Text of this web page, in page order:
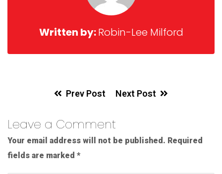
Written by:Robin-Lee Milford
Prev Post Next Post
Leave a Comment
Your email address will not be published. Required
fields are marked *